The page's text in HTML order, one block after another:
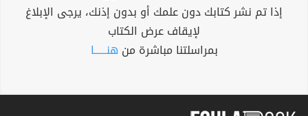
إذا تم نشر كتابك دون علمك أو بدون إذنك، يرجى الإبلاغ
لإيقاف عرض الكتاب
بمراسلتنا مباشرة من هنــــــا